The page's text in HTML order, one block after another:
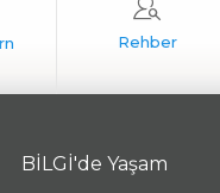
BİLGİ'de Yaşam